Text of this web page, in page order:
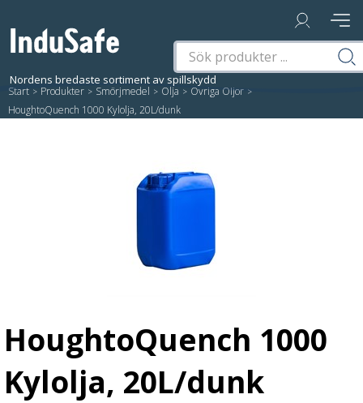
Start / Produkter / Smörjmedel / Olja / Övriga Oljor /
HoughtoQuench 1000 Kylolja, 20L/dunk
HoughtoQuench 1000
Kylolja, 20L/dunk